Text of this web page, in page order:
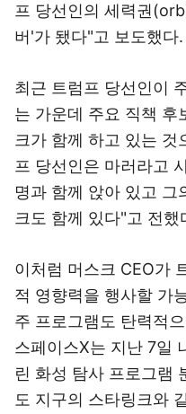
프 당선인의 세력권
버'가 됐다"고 보도했다.
최근 트럼프 당선인이
는 가운데 주요 직책 후
크가 함께 하고 있는 것
프 당선인은 마러라고
명과 함께 앉아 있고 그
크도 함께 있다"고 전했
이처럼 머스크 CEO가
적 영향력을 행사할 가
주 프로그램도 탄력적
스페이스X는 지난 7일
린 화성 탐사 프로그램
도 지구의 스타링크와